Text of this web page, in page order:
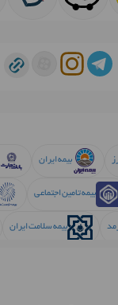
بیمه ایران
بیمه تامین اجتماعی
بیمه سلامت ایران